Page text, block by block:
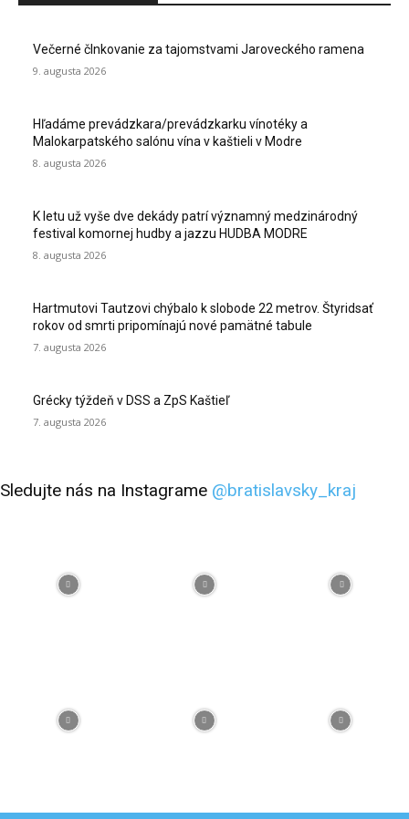
Večerné člnkovanie za tajomstvami Jaroveckého ramena
9. augusta 2026
Hľadáme prevádzkara/prevádzkarku vínotéky a
Malokarpatského salónu vína v kaštieli v Modre
8. augusta 2026
K letu už vyše dve dekády patrí významný medzinárodný
festival komornej hudby a jazzu HUDBA MODRE
8. augusta 2026
Hartmutovi Tautzovi chýbalo k slobode 22 metrov. Štyridsať
rokov od smrti pripomínajú nové pamätné tabule
7. augusta 2026
Grécky týždeň v DSS a ZpS Kaštieľ
7. augusta 2026
Sledujte nás na Instagrame @bratislavsky_kraj